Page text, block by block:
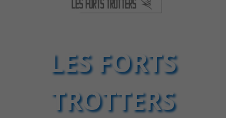
LES FORTS
TROTTERS